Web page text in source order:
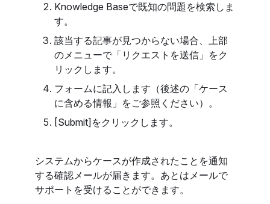
Knowledge Baseで既知の問題を検索しま
す。
該当する記事が見つからない場合、上部
のメニューで「リクエストを送信」をク
リックします。
フォームに記入します（後述の「ケース
に含める情報」をご参照ください）。
[Submit]をクリックします。
システムからケースが作成されたことを通知
する確認メールが届きます。あとはメールで
サポートを受けることができます。